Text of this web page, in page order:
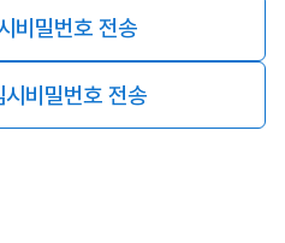
비밀번호 전송
비밀번호 전송